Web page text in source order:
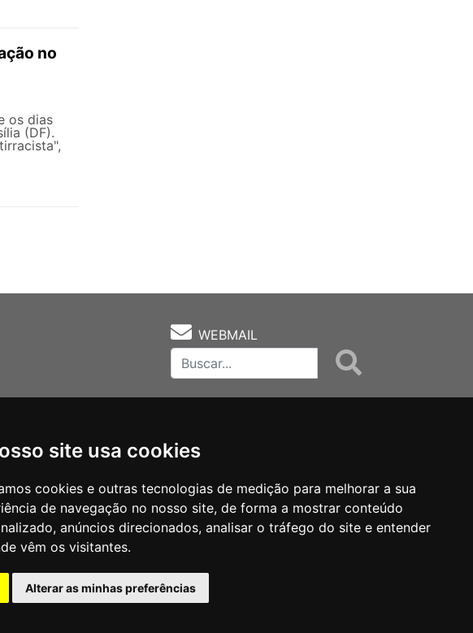
site usa cookies
cookies e outras tecnologias de medição para melhorar a sua
de navegação no nosso site, de forma a mostrar conteúdo
anúncios direcionados, analisar o tráfego do site e entender
vêm os visitantes.
Alterar as minhas preferências
no
os dias
(DF).
WEBMAIL
Notícias Notas Técnicas Fale Conocsco